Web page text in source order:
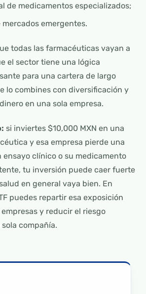
de medicamentos especializados;
emergentes.
todas las farmacéuticas vayan a
el sector tiene una lógica
para una cartera de largo
lo combines con diversificación y
en una sola empresa.
si inviertes $10,000 MXN en una
y esa empresa pierde una
ensayo clínico o su medicamento
tu inversión puede caer fuerte
en general vaya bien. En
puedes repartir esa exposición
y reducir el riesgo
compañía.